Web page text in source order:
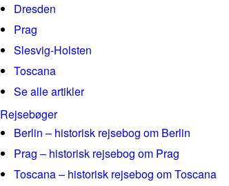
Dresden
Prag
Slesvig-Holsten
Toscana
Se alle artikler
Rejsebøger
Berlin – historisk rejsebog om Berlin
Prag – historisk rejsebog om Prag
Toscana – historisk rejsebog om Toscana